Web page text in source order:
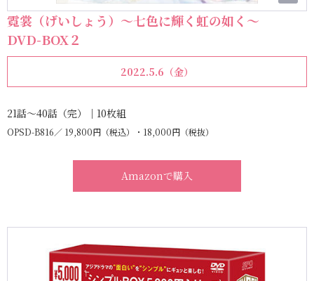
霓裳（げいしょう）～七色に輝く虹の如く～
DVD-BOX２
2022.5.6（金）
21話～40話（完）｜10枚組
OPSD-B816 19,800円（税込）・18,000円（税抜）
Amazonで購入